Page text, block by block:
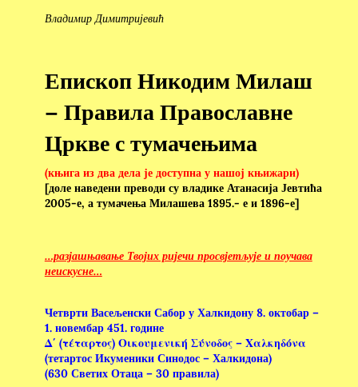
Владимир Димитријевић
Епископ Никодим Милаш
– Правила Православне
Цркве с тумачењима
(књига из два дела је доступна у нашој књижари)
[доле наведени преводи су владике Атанасија Јевтића
2005-е, а тумачења Милашева 1895.- е и 1896-е]
…разјашњавање Твојих ријечи просвјетљује и поучава
неискусне…
Четврти Васељенски Сабор у Халкидону 8. октобар –
1. новембар 451. године
Δ΄ (τέταρτος) Οικουμενική Σύνοδος – Χαλκηδόνα
(тетартос Икуменики Синодос – Халкидона)
(630 Светих Отаца – 30 правила)